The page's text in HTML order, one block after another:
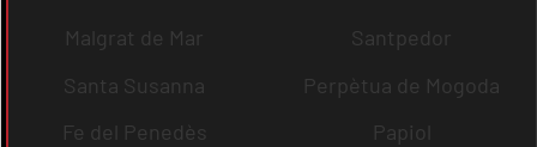
Malgrat de Mar
Santpedor
Santa Susanna
Perpètua de Mogoda
Fe del Penedès
Papiol